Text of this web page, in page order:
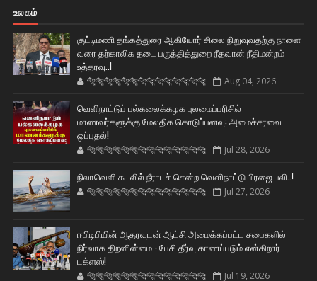
உலகம்
குட்டிமணி தங்கத்துரை ஆகியோர் சிலை நிறுவுவதற்கு நாளை
வரை தற்காலிக தடை பருத்தித்துறை நீதவான் நீதிமன்றம்
உத்தரவு..!
🐅🐅🐅🐅🐅🐅🐆🐆🐆🐆🐆🐆🐆🐆 Aug 04, 2026
வெளிநாட்டுப் பல்கலைக்கழக புலமைப்பரிசில்
மாணவர்களுக்கு மேலதிக கொடுப்பனவு: அமைச்சரவை
ஒப்புதல்!
🐅🐅🐅🐅🐅🐅🐆🐆🐆🐆🐆🐆🐆🐆 Jul 28, 2026
நிலாவெளி கடலில் நீராடச் சென்ற வௌிநாட்டு பிரஜை பலி..!
🐅🐅🐅🐅🐅🐅🐆🐆🐆🐆🐆🐆🐆🐆 Jul 27, 2026
ஈபிடிபியின் ஆதரவுடன் ஆட்சி அமைக்கப்பட்ட சபைகளில்
நிர்வாக திறனின்மை - பேசி தீர்வு காணப்படும் என்கிறார்
டக்ளஸ்!
🐅🐅🐅🐅🐅🐅🐆🐆🐆🐆🐆🐆🐆🐆 Jul 19, 2026